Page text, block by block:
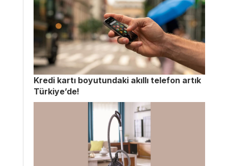
Kredi kartı boyutundaki akıllı telefon artık
Türkiye’de!